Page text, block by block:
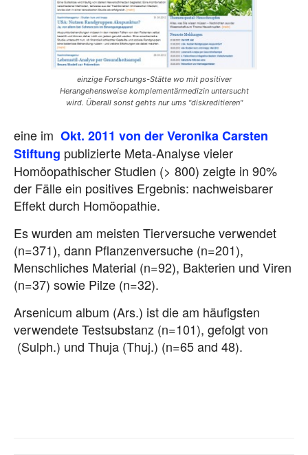
einzige Forschungs-Stätte wo mit positiver
Herangehensweise komplementärmedizin untersucht
wird. Überall sonst gehts nur ums "diskreditieren"
eine im Okt. 2011 von der Veronika Carsten
Stiftung publizierte Meta-Analyse vieler
Homöopathischer Studien (> 800) zeigte in 90%
der Fälle ein positives Ergebnis: nachweisbarer
Effekt durch Homöopathie.
Es wurden am meisten Tierversuche verwendet
(n=371), dann Pflanzenversuche (n=201),
Menschliches Material (n=92), Bakterien und Viren
(n=37) sowie Pilze (n=32).
Arsenicum album (Ars.) ist die am häufigsten
verwendete Testsubstanz (n=101), gefolgt von
(Sulph.) und Thuja (Thuj.) (n=65 and 48).